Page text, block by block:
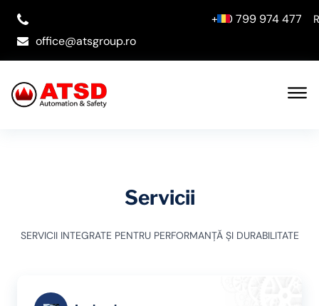
+40 799 974 477
office@atsgroup.ro
Servicii
SERVICII INTEGRATE PENTRU PERFORMANȚĂ ȘI DURABILITATE